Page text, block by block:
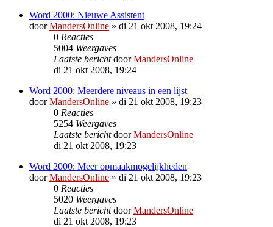
Word 2000: Nieuwe Assistent
doorMandersOnline » di 21 okt 2008, 19:24
0 Reacties
5004 Weergaves
Laatste berichtdoorMandersOnline
di 21 okt 2008, 19:24
Word 2000: Meerdere niveaus in een lijst
doorMandersOnline » di 21 okt 2008, 19:23
0 Reacties
5254 Weergaves
Laatste berichtdoorMandersOnline
di 21 okt 2008, 19:23
Word 2000: Meer opmaakmogelijkheden
doorMandersOnline » di 21 okt 2008, 19:23
0 Reacties
5020 Weergaves
Laatste berichtdoorMandersOnline
di 21 okt 2008, 19:23